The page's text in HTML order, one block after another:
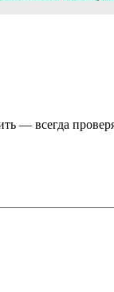
— всегда